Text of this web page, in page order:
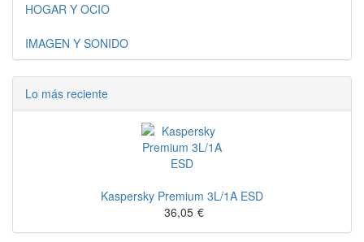
HOGAR Y OCIO
IMAGEN Y SONIDO
Lo más reciente
Kaspersky Premium 3L/1A ESD
36,05 €